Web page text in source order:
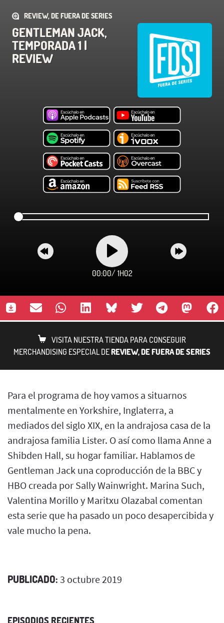
REVIEW, DE FUERA DE SERIES
GENTLEMAN JACK,
TEMPORADA 1 |
REVIEW
00:00/ 1H02
VISITA NUESTRA TIENDA PARA CONSEGUIR
MERCHANDISING ESPECIAL DEREVIEW, DE FUERA DE SERIES
Para el programa de hoy vamos a situarnos
mentalmente en Yorkshire, Inglaterra, a
mediados del siglo XIX, en la andrajosa casa de la
andrajosa familia Lister. O así como llama Anne a
Shibden Hall, su hogar familiar. Hablamos de
Gentleman Jack una coproducción de la BBC y
HBO creada por Sally Wainwright. Marina Such,
Valentina Morillo y Maritxu Olazabal comentan
esta serie que ha pasado un poco desapercibida y
vale mucho la pena.
PUBLICADO: 3 octubre 2019
EPISODIOS RECIENTES